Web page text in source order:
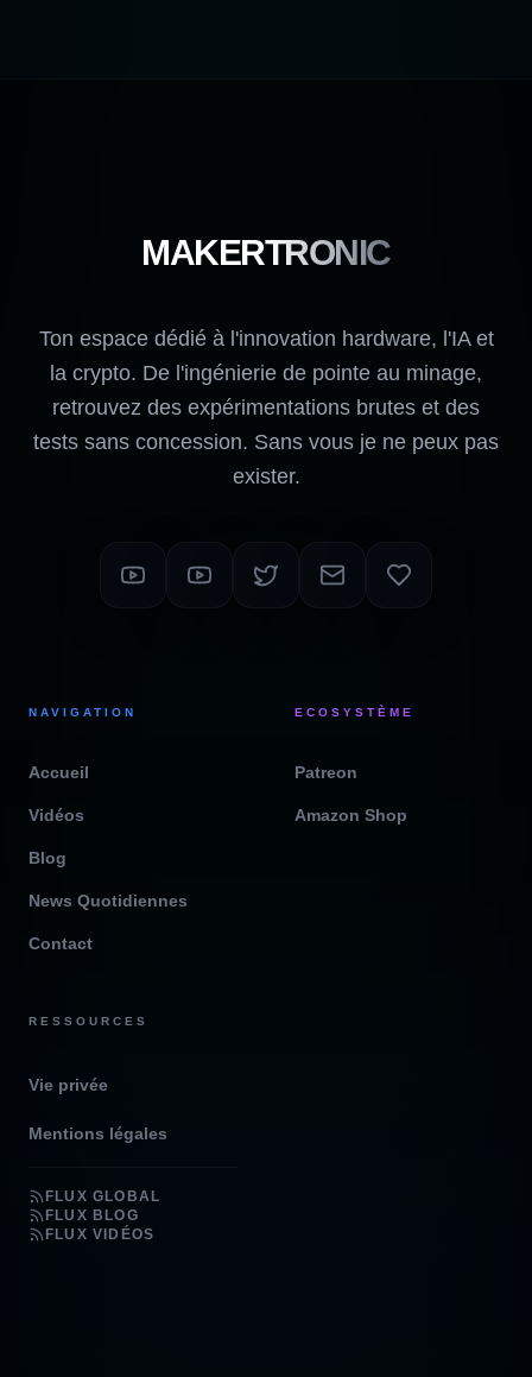
MAKERTRONIC
Ton espace dédié à l'innovation hardware, l'IA et
la crypto. De l'ingénierie de pointe au minage,
retrouvez des expérimentations brutes et des
tests sans concession. Sans vous je ne peux pas
exister.
NAVIGATION
Accueil
Vidéos
Blog
News Quotidiennes
Contact
ECOSYSTÈME
Patreon
Amazon Shop
RESSOURCES
Vie privée
Mentions légales
FLUX GLOBAL
FLUX BLOG
FLUX VIDÉOS